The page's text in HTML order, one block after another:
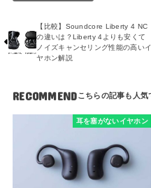
【比較】Soundcore Liberty 4 NC
の違いは？Liberty 4よりも安くて
ノイズキャンセリング性能の高いイ
ヤホン解説
RECOMMEND
耳を塞がないイヤホン